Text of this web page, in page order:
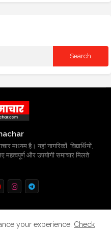
माध्यम है। यहां नागरिकों, विद्यार्थियों,
महत्वपूर्ण और उपयोगी समाचार मिलते
us Privacy Policy
your experience. Check